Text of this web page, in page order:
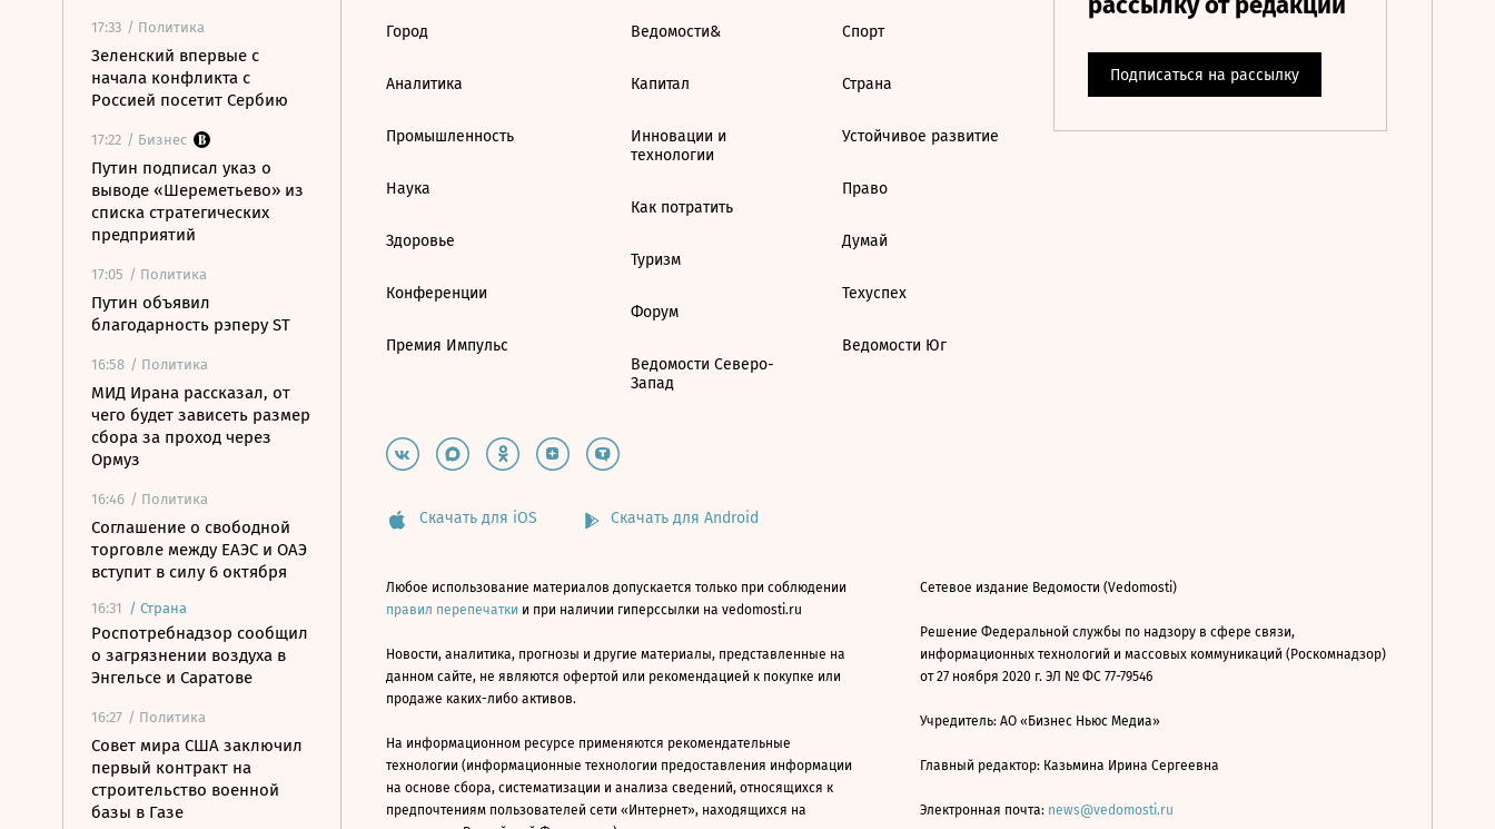
17:33 / Политика
Зеленский впервые с
начала конфликта с
Россией посетит Сербию
17:22 / Бизнес
Путин подписал указ о
выводе «Шереметьево» из
списка стратегических
предприятий
17:05 / Политика
Путин объявил
благодарность рэперу ST
16:58 / Политика
МИД Ирана рассказал, от
чего будет зависеть размер
сбора за проход через
Ормуз
16:46 / Политика
Соглашение о свободной
торговле между ЕАЭС и ОАЭ
вступит в силу 6 октября
16:31 / Страна
Роспотребнадзор сообщил
о загрязнении воздуха в
Энгельсе и Саратове
16:27 / Политика
Совет мира США заключил
первый контракт на
строительство военной
базы в Газе
Город
Аналитика
Промышленность
Наука
Здоровье
Конференции
Премия Импульс
Ведомости&
Капитал
Инновации и
технологии
Как потратить
Туризм
Форум
Ведомости Северо-
Запад
Спорт
Страна
Устойчивое развитие
Право
Думай
Техуспех
Ведомости Юг
Скачать для iOS Скачать для Android
Любое использование материалов допускается только при соблюдении
правил перепечатки и при наличии гиперссылки на vedomosti.ru
Новости, аналитика, прогнозы и другие материалы, представленные на
данном сайте, не являются офертой или рекомендацией к покупке или
продаже каких-либо активов.
На информационном ресурсе применяются рекомендательные
технологии (информационные технологии предоставления информации
на основе сбора, систематизации и анализа сведений, относящихся к
предпочтениям пользователей сети «Интернет», находящихся на
Сетевое издание Ведомости (Vedomosti)
Решение Федеральной службы по надзору в сфере связи,
информационных технологий и массовых коммуникаций (Роскомнадзор)
от 27 ноября 2020 г. ЭЛ № ФС 77-79546
Учредитель: АО «Бизнес Ньюс Медиа»
Главный редактор: Казьмина Ирина Сергеевна
Электронная почта: news@vedomosti.ru